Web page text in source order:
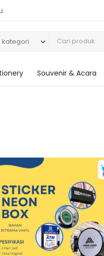
kategori
Souvenir & Acara